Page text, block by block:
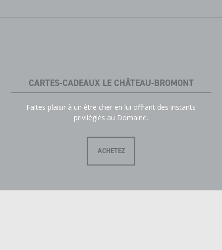
CARTES-CADEAUX LE CHÂTEAU-BROMONT
Faites plaisir à un être cher en lui offrant des instants
privilégiés au Domaine.
ACHETEZ